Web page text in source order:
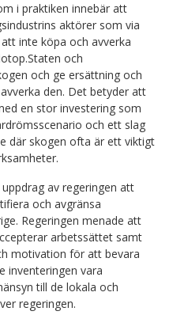
i praktiken innebär att
aktörer som via
inte köpa och avverka
och
och ge ersättning och
den. Det betyder att
en stor investering som
och ett slag
där skogen ofta är ett viktigt
av regeringen att
och avgränsa
Regeringen menade att
arbetssättet samt
motivation för att bevara
inventeringen vara
till de lokala och
regeringen.